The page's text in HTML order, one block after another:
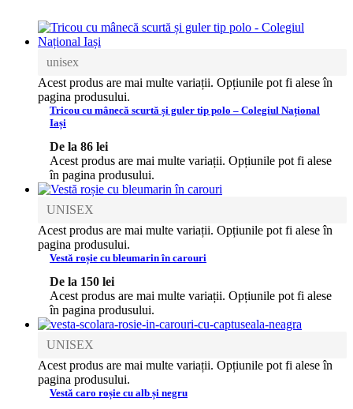
unisex
Acest produs are mai multe variații. Opțiunile pot fi alese în
pagina produsului.
Tricou cu mânecă scurtă și guler tip polo – Colegiul Național
Iași
De la 86 lei
Acest produs are mai multe variații. Opțiunile pot fi alese
în pagina produsului.
UNISEX
Acest produs are mai multe variații. Opțiunile pot fi alese în
pagina produsului.
Vestă roșie cu bleumarin în carouri
De la 150 lei
Acest produs are mai multe variații. Opțiunile pot fi alese
în pagina produsului.
UNISEX
Acest produs are mai multe variații. Opțiunile pot fi alese în
pagina produsului.
Vestă caro roșie cu alb și negru